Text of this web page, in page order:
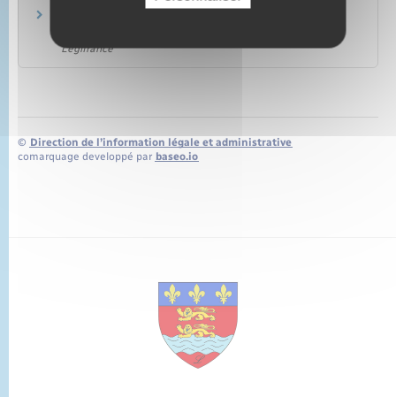
Legifrance
© Direction de l’information légale et administrative
comarquage developpé par baseo.io